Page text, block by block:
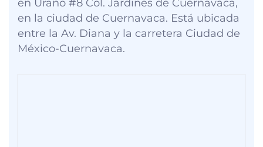
en Urano #8 Col. Jardines de Cuernavaca,
en la ciudad de Cuernavaca. Está ubicada
entre la Av. Diana y la carretera Ciudad de
México-Cuernavaca.